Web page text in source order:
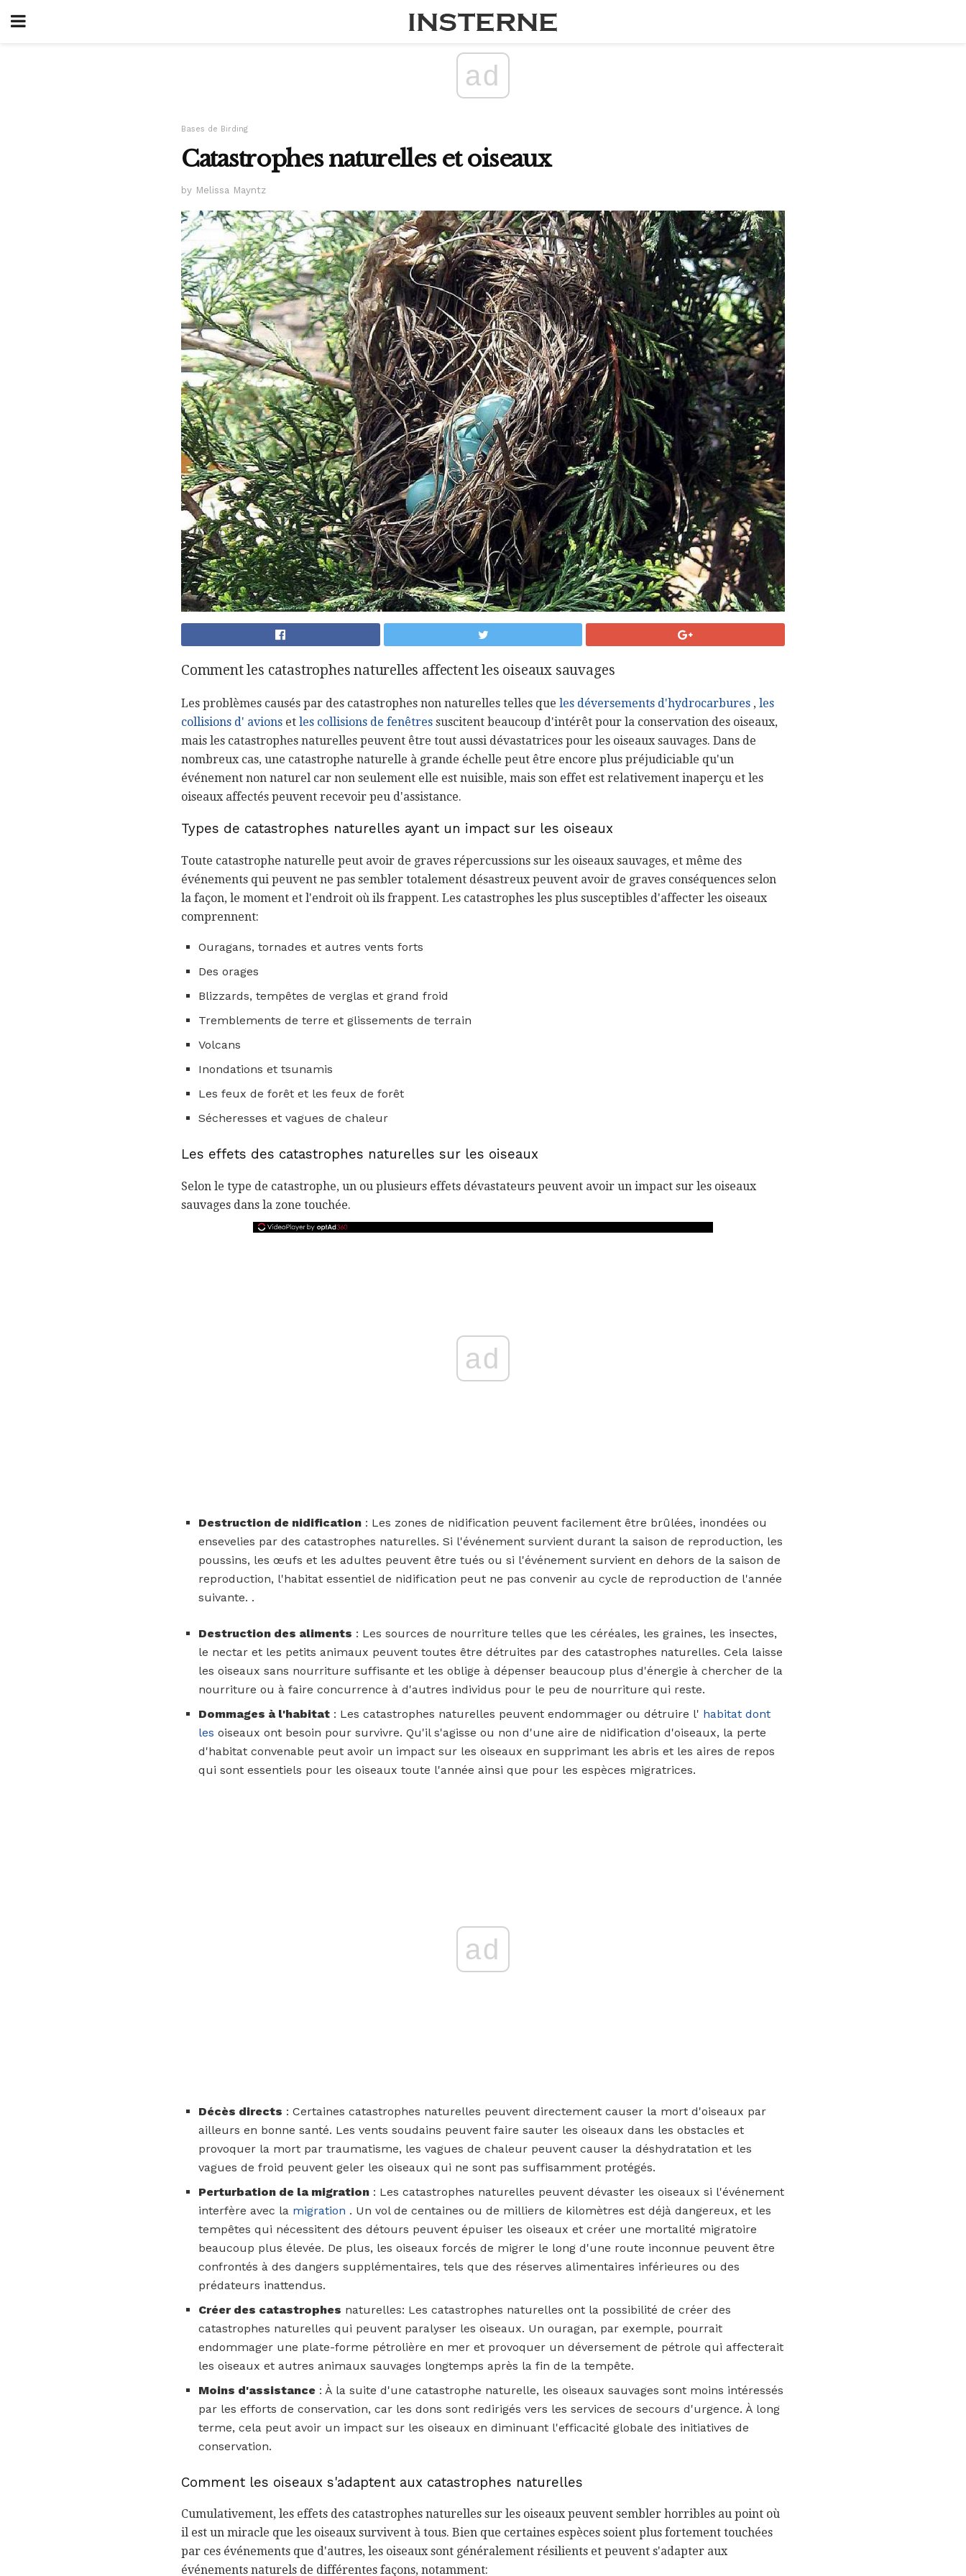
ad
Bases de Birding
Catastrophes naturelles et oiseaux
by Melissa Mayntz
Comment les catastrophes naturelles affectent les oiseaux sauvages
Les problèmes causés par des catastrophes non naturelles telles que les déversements d'hydrocarbures , les
collisions d' avions et les collisions de fenêtres suscitent beaucoup d'intérêt pour la conservation des oiseaux,
mais les catastrophes naturelles peuvent être tout aussi dévastatrices pour les oiseaux sauvages. Dans de
nombreux cas, une catastrophe naturelle à grande échelle peut être encore plus préjudiciable qu'un
événement non naturel car non seulement elle est nuisible, mais son effet est relativement inaperçu et les
oiseaux affectés peuvent recevoir peu d'assistance.
Types de catastrophes naturelles ayant un impact sur les oiseaux
Toute catastrophe naturelle peut avoir de graves répercussions sur les oiseaux sauvages, et même des
événements qui peuvent ne pas sembler totalement désastreux peuvent avoir de graves conséquences selon
la façon, le moment et l'endroit où ils frappent. Les catastrophes les plus susceptibles d'affecter les oiseaux
comprennent:
Ouragans, tornades et autres vents forts
Des orages
Blizzards, tempêtes de verglas et grand froid
Tremblements de terre et glissements de terrain
Volcans
Inondations et tsunamis
Les feux de forêt et les feux de forêt
Sécheresses et vagues de chaleur
Les effets des catastrophes naturelles sur les oiseaux
Selon le type de catastrophe, un ou plusieurs effets dévastateurs peuvent avoir un impact sur les oiseaux
sauvages dans la zone touchée.
ad
Destruction de nidification : Les zones de nidification peuvent facilement être brûlées, inondées ou
ensevelies par des catastrophes naturelles. Si l'événement survient durant la saison de reproduction, les
poussins, les œufs et les adultes peuvent être tués ou si l'événement survient en dehors de la saison de
reproduction, l'habitat essentiel de nidification peut ne pas convenir au cycle de reproduction de l'année
suivante. .
Destruction des aliments : Les sources de nourriture telles que les céréales, les graines, les insectes,
le nectar et les petits animaux peuvent toutes être détruites par des catastrophes naturelles. Cela laisse
les oiseaux sans nourriture suffisante et les oblige à dépenser beaucoup plus d'énergie à chercher de la
nourriture ou à faire concurrence à d'autres individus pour le peu de nourriture qui reste.
Dommages à l'habitat : Les catastrophes naturelles peuvent endommager ou détruire l' habitat dont
les oiseaux ont besoin pour survivre. Qu'il s'agisse ou non d'une aire de nidification d'oiseaux, la perte
d'habitat convenable peut avoir un impact sur les oiseaux en supprimant les abris et les aires de repos
qui sont essentiels pour les oiseaux toute l'année ainsi que pour les espèces migratrices.
ad
Décès directs : Certaines catastrophes naturelles peuvent directement causer la mort d'oiseaux par
ailleurs en bonne santé. Les vents soudains peuvent faire sauter les oiseaux dans les obstacles et
provoquer la mort par traumatisme, les vagues de chaleur peuvent causer la déshydratation et les
vagues de froid peuvent geler les oiseaux qui ne sont pas suffisamment protégés.
Perturbation de la migration : Les catastrophes naturelles peuvent dévaster les oiseaux si l'événement
interfère avec la migration . Un vol de centaines ou de milliers de kilomètres est déjà dangereux, et les
tempêtes qui nécessitent des détours peuvent épuiser les oiseaux et créer une mortalité migratoire
beaucoup plus élevée. De plus, les oiseaux forcés de migrer le long d'une route inconnue peuvent être
confrontés à des dangers supplémentaires, tels que des réserves alimentaires inférieures ou des
prédateurs inattendus.
Créer des catastrophes naturelles: Les catastrophes naturelles ont la possibilité de créer des
catastrophes naturelles qui peuvent paralyser les oiseaux. Un ouragan, par exemple, pourrait
endommager une plate-forme pétrolière en mer et provoquer un déversement de pétrole qui affecterait
les oiseaux et autres animaux sauvages longtemps après la fin de la tempête.
Moins d'assistance : À la suite d'une catastrophe naturelle, les oiseaux sauvages sont moins intéressés
par les efforts de conservation, car les dons sont redirigés vers les services de secours d'urgence. À long
terme, cela peut avoir un impact sur les oiseaux en diminuant l'efficacité globale des initiatives de
conservation.
Comment les oiseaux s'adaptent aux catastrophes naturelles
Cumulativement, les effets des catastrophes naturelles sur les oiseaux peuvent sembler horribles au point où
il est un miracle que les oiseaux survivent à tous. Bien que certaines espèces soient plus fortement touchées
par ces événements que d'autres, les oiseaux sont généralement résilients et peuvent s'adapter aux
événements naturels de différentes façons, notamment: